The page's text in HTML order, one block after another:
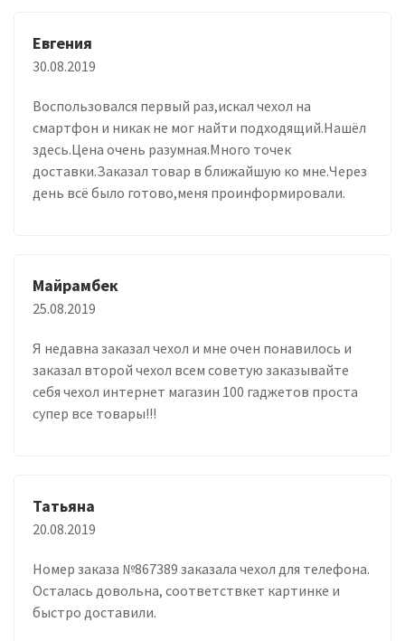
Евгения
30.08.2019
Воспользовался первый раз,искал чехол на
смартфон и никак не мог найти подходящий.Нашёл
здесь.Цена очень разумная.Много точек
доставки.Заказал товар в ближайшую ко мне.Через
день всё было готово,меня проинформировали.
Майрамбек
25.08.2019
Я недавна заказал чехол и мне очен понавилось и
заказал второй чехол всем советую заказывайте
себя чехол интернет магазин 100 гаджетов проста
супер все товары!!!
Татьяна
20.08.2019
Номер заказа №867389 заказала чехол для телефона.
Осталась довольна, соответствкет картинке и
быстро доставили.